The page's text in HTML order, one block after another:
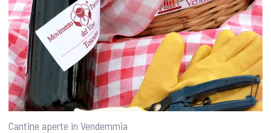
Cantine aperte in Vendemmia